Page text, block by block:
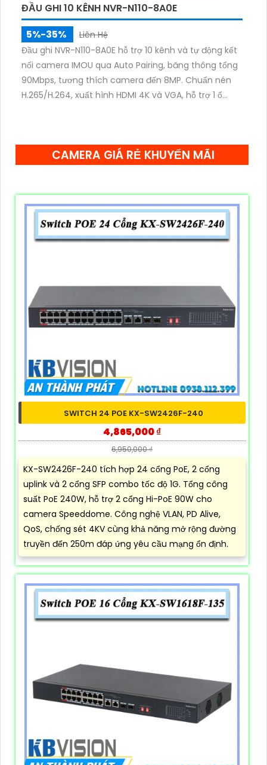
ĐẦU GHI 10 KÊNH NVR-N110-8A0E
5%-35%
Liên Hệ
Đầu ghi NVR-N110-8A0E hỗ trợ 10 kênh và tự động kết
nối camera IMOU qua Auto Pairing, băng thông tổng
90Mbps, tương thích camera đến 8MP. Chuẩn nén
H.265/H.264, xuất hình HDMI 4K và VGA, hỗ trợ 1 ổ
CAMERA GIÁ RẺ KHUYẾN MÃI
SWITCH 24 POE KX-SW2426F-240
4,865,000 ₫
6,950,000 ₫
KX-SW2426F-240 tích hợp 24 cổng PoE, 2 cổng
uplink và 2 cổng SFP combo tốc độ 1G. Tổng công
suất PoE 240W, hỗ trợ 2 cổng Hi-PoE 90W cho
camera Speeddome. Công nghệ VLAN, PD Alive,
QoS, chống sét 4KV cùng khả năng mở rộng đường
truyền đến 250m đáp ứng yêu cầu mạng ổn định.